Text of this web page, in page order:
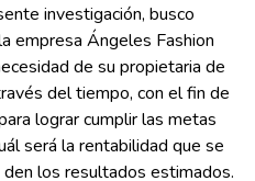
investigación, busco
empresa Ángeles Fashion
de su propietaria de
del tiempo, con el fin de
lograr cumplir las metas
será la rentabilidad que se
los resultados estimados.